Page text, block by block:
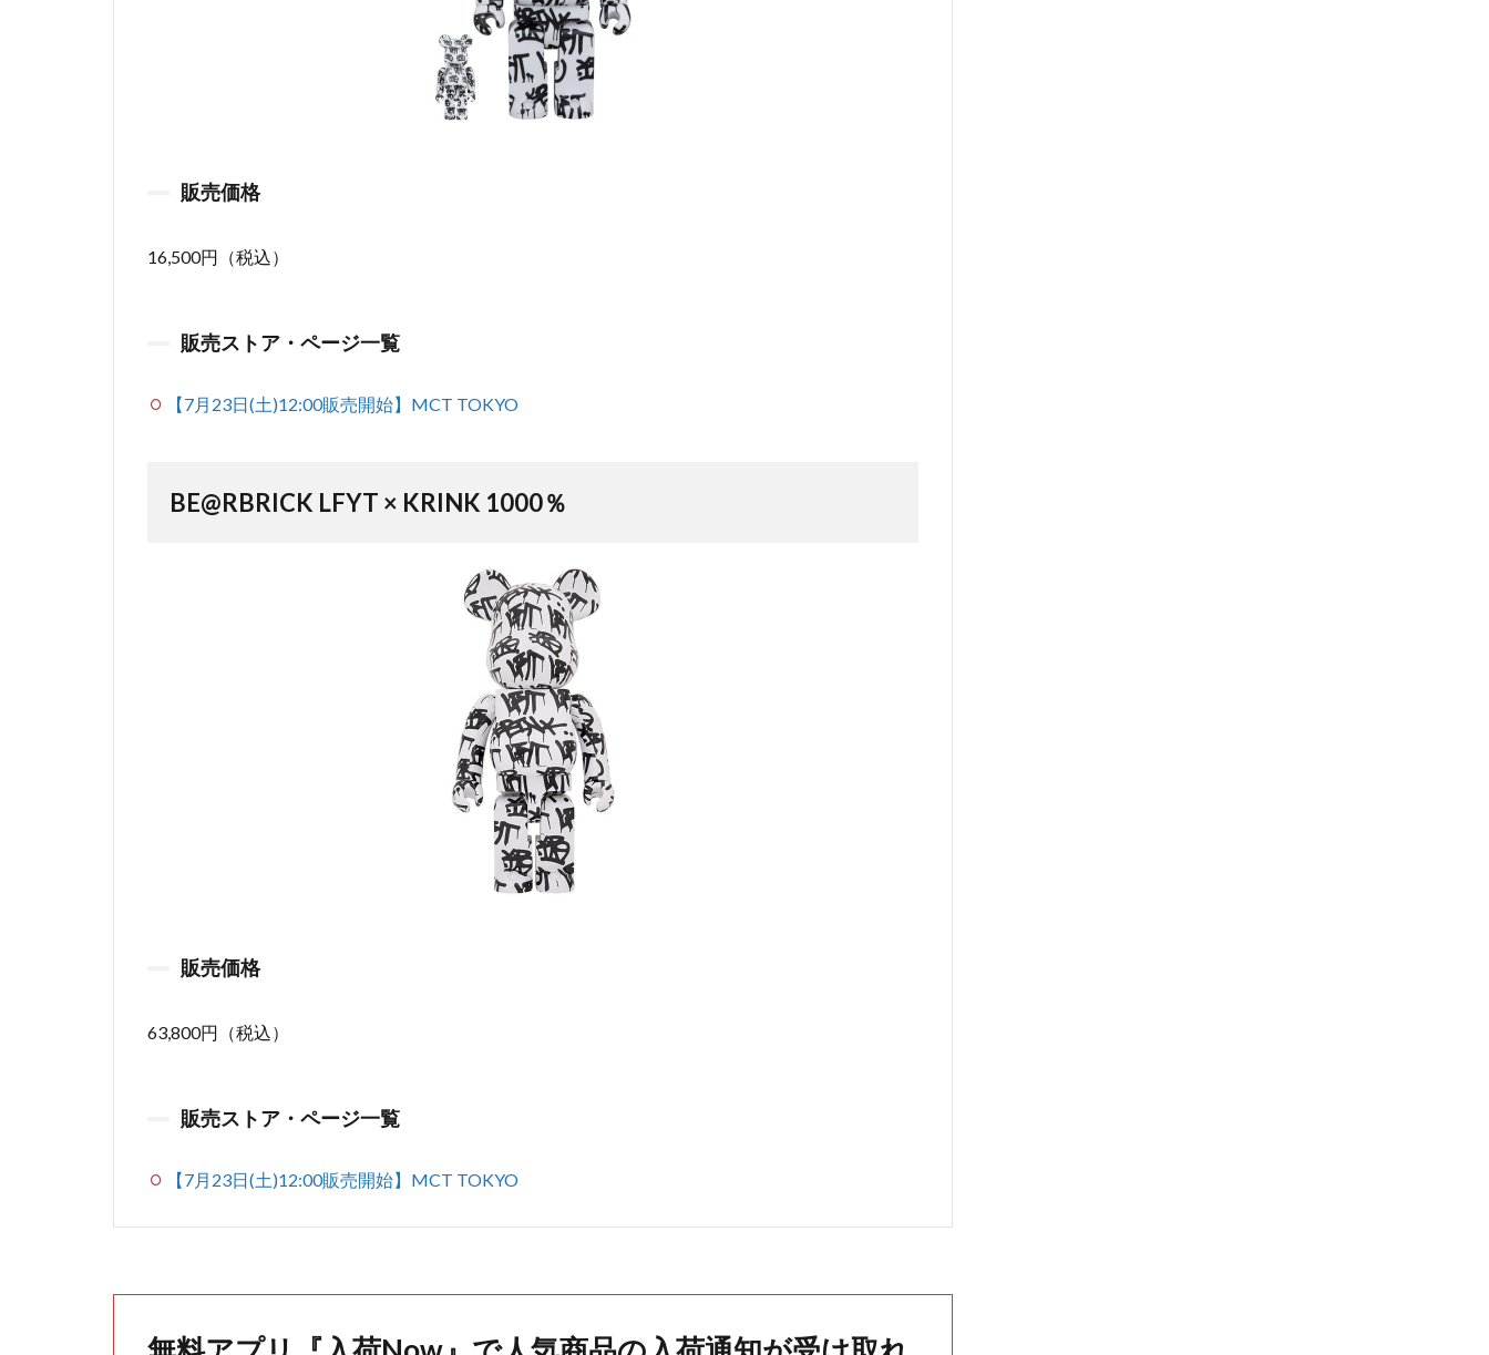
販売価格
16,500円（税込）
販売ストア・ページ一覧
【7月23日(土)12:00販売開始】MCT TOKYO
BE@RBRICK LFYT × KRINK 1000％
販売価格
63,800円（税込）
販売ストア・ページ一覧
【7月23日(土)12:00販売開始】MCT TOKYO